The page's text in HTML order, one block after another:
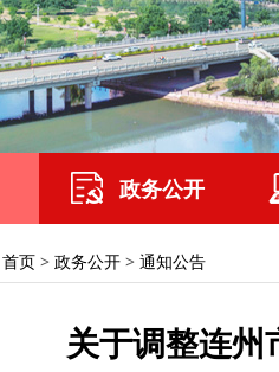
政务公开
首页 > 政务公开 > 通知公告
关于调整连